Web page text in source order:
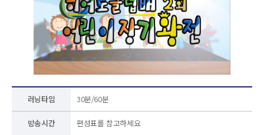
러닝타임 30분/60분
방송시간 편성표를 참고하세요